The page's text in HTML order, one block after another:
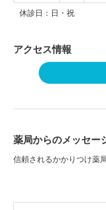
休診日：日・祝
アクセス情報
薬局からのメッセー
信頼されるかかりつけ薬